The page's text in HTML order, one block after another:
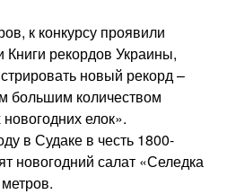
к конкурсу проявили
Книги рекордов Украины,
новый рекорд –
большим количеством
елок».
в Судаке в честь 1800-
новогодний салат «Селедка